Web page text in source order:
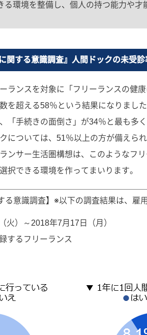
る環境を整備し、個人の持つ能力や
関する意識調査』人間ドックの未受診
ランスを対象に「フリーランスの健
を超える58％という結果になりまし
「手続きの面倒さ」が34％と最も多
については、51％以上の方が備えら
ンサー生活圏構想は、このようなフ
択できる環境を作ってまいります。
る意識調査】※以下の調査結果は、雇
火）～2018年7月17日（月）
するフリーランス